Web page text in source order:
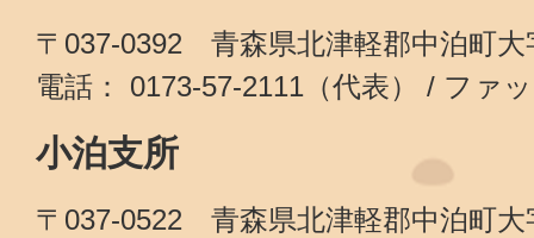
〒037-0392 青森県北津軽郡中泊町大
電話： 0173-57-2111（代表） / ファ
小泊支所
〒037-0522 青森県北津軽郡中泊町大